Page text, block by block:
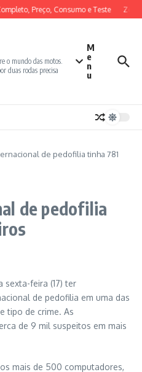
Preço, Consumo e Teste
o mundo das motos.
duas rodas precisa
M
e
n
u
de pedofilia tinha 781
de pedofilia
sexta-feira (17) ter
de pedofilia em uma das
tipo de crime. As
de 9 mil suspeitos em mais
mais de 500 computadores,